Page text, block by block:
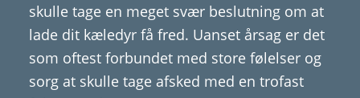
skulle tage en meget svær beslutning om at
lade dit kæledyr få fred. Uanset årsag er det
som oftest forbundet med store følelser og
sorg at skulle tage afsked med en trofast